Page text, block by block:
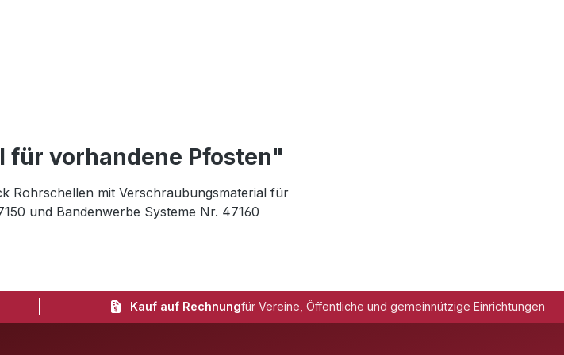
vorhandene Pfosten"
Rohrschellen mit Verschraubungsmaterial für
und Bandenwerbe Systeme Nr. 47160
Kauf auf Rechnungfür Vereine, Öffentliche und gemeinnützige Einrichtungen